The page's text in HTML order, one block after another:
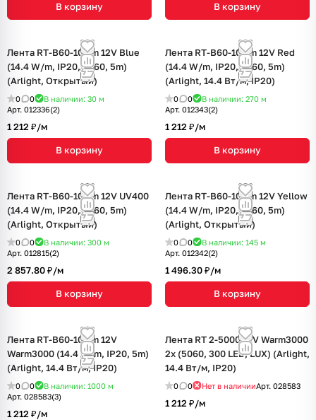
В корзину В корзину
Лента RT-B60-10mm 12V Blue
(14.4 W/m, IP20, 5060, 5m)
(Arlight, Открытый)
0 0 В наличии: 30 м
Арт. 012336(2)
1 212 ₽/м
В корзину
Лента RT-B60-10mm 12V Red
(14.4 W/m, IP20, 5060, 5m)
(Arlight, 14.4 Вт/м, IP20)
0 0 В наличии: 270 м
Арт. 012343(2)
1 212 ₽/м
В корзину
Лента RT-B60-10mm 12V UV400
(14.4 W/m, IP20, 5060, 5m)
(Arlight, Открытый)
0 0 В наличии: 300 м
Арт. 012815(2)
2 857.80 ₽/м
В корзину
Лента RT-B60-10mm 12V Yellow
(14.4 W/m, IP20, 5060, 5m)
(Arlight, Открытый)
0 0 В наличии: 145 м
Арт. 012342(2)
1 496.30 ₽/м
В корзину
Лента RT-B60-10mm 12V
Warm3000 (14.4 W/m, IP20, 5m)
(Arlight, 14.4 Вт/м, IP20)
0 0 В наличии: 1000 м
Арт. 028583(3)
1 212 ₽/м
Лента RT 2-5000 12V Warm3000
2x (5060, 300 LED, LUX) (Arlight,
14.4 Вт/м, IP20)
0 0 Нет в наличииАрт. 028583
1 212 ₽/м